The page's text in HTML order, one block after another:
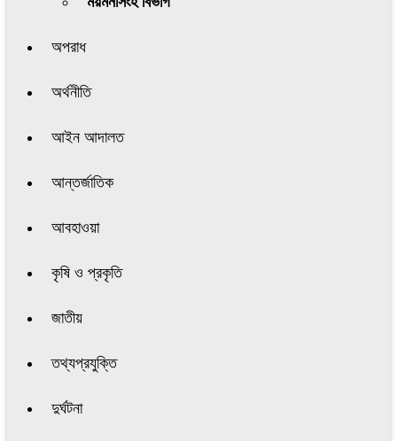
অপরাধ
অর্থনীতি
আইন আদালত
আন্তর্জাতিক
আবহাওয়া
কৃষি ও প্রকৃতি
জাতীয়
তথ্যপ্রযুক্তি
দুর্ঘটনা